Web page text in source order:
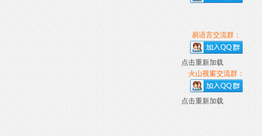
易语言交流群：
点击重新加载
火山视窗交流群：
点击重新加载